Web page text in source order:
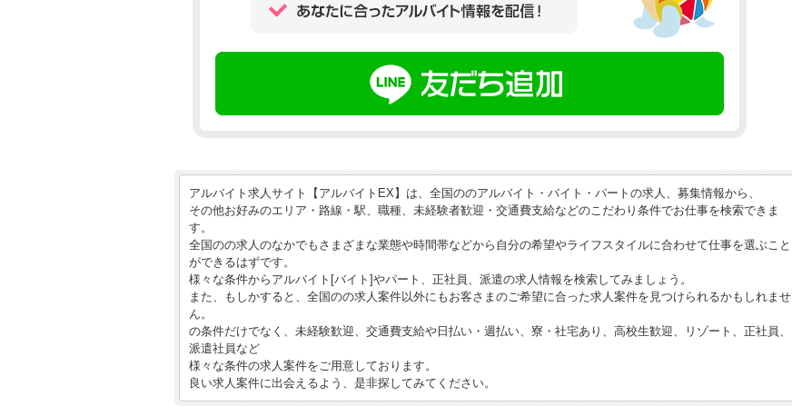
アルバイト求人サイト【アルバイトEX】は、全国ののアルバイト・バイト・パートの求人、募集情報から、
その他お好みのエリア・路線・駅、職種、未経験者歓迎・交通費支給などのこだわり条件でお仕事を検索できま
す。
全国のの求人のなかでもさまざまな業態や時間帯などから自分の希望やライフスタイルに合わせて仕事を選ぶこと
ができるはずです。
様々な条件からアルバイト[バイト]やパート、正社員、派遣の求人情報を検索してみましょう。
また、もしかすると、全国のの求人案件以外にもお客さまのご希望に合った求人案件を見つけられるかもしれませ
ん。
の条件だけでなく、未経験歓迎、交通費支給や日払い・週払い、寮・社宅あり、高校生歓迎、リゾート、正社員、
派遣社員など
様々な条件の求人案件をご用意しております。
良い求人案件に出会えるよう、是非探してみてください。